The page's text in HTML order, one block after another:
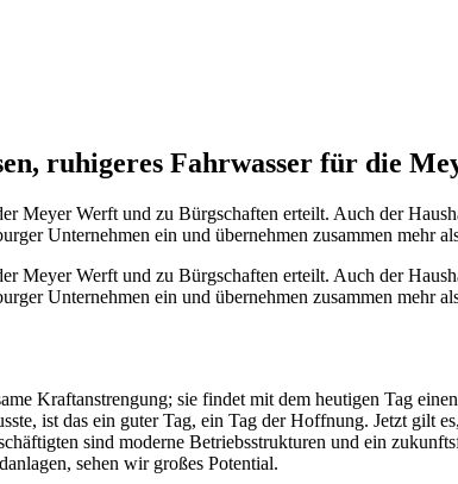
ruhigeres Fahrwasser für die
Meyer Werft und zu Bürgschaften erteilt. Auch der
Unternehmen ein und übernehmen zusammen mehr
Meyer Werft und zu Bürgschaften erteilt. Auch der
Unternehmen ein und übernehmen zusammen mehr
Kraftanstrengung; sie findet mit dem heutigen Tag
ist das ein guter Tag, ein Tag der Hoffnung. Jetzt gilt
sind moderne Betriebsstrukturen und ein
sehen wir großes Potential.